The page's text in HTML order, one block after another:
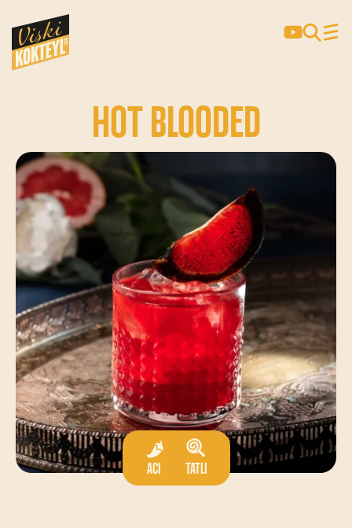
HOT BLOODED
ACI TATLI